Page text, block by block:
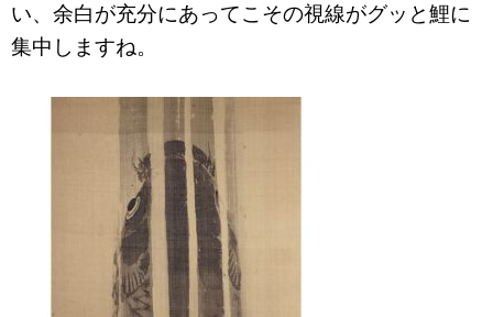
い、余白が充分にあってこその視線がグッと鯉に
集中しますね。